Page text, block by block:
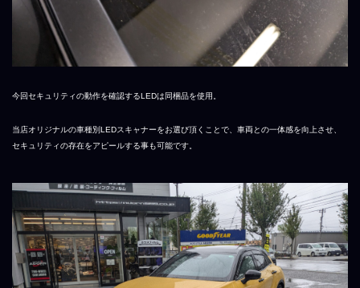
今回セキュリティの動作を確認するLEDは同梱品を使用。
当店オリジナルの車種別LEDスキャナーをお選び頂くことで、車両との一体感を向上させ、
セキュリティの存在をアピールする事も可能です。